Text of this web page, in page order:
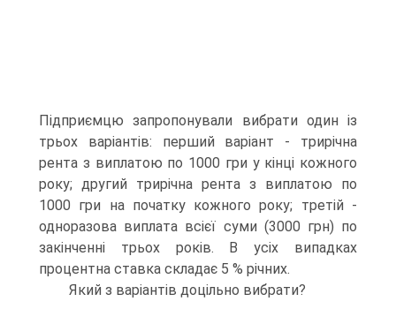
Підприємцю запропонували вибрати один із
трьох варіантів: перший варіант - трирічна
рента з виплатою по 1000 гри у кінці кожного
року; другий трирічна рента з виплатою по
1000 гри на початку кожного року; третій -
одноразова виплата всієї суми (3000 грн) по
закінченні трьох років. В усіх випадках
процентна ставка складає 5 % річних.
Який з варіантів доцільно вибрати?